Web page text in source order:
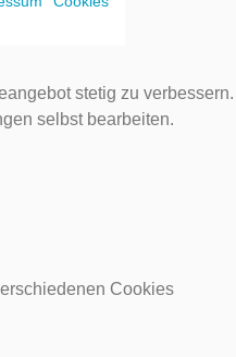
stetig zu verbessern.
selbst bearbeiten.
Cookies